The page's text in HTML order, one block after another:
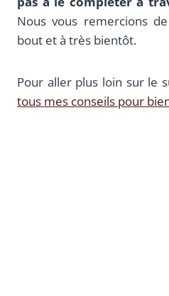
Nous vous remercions
bout et à très bientôt.
Pour aller plus loin sur le
tous mes conseils pour